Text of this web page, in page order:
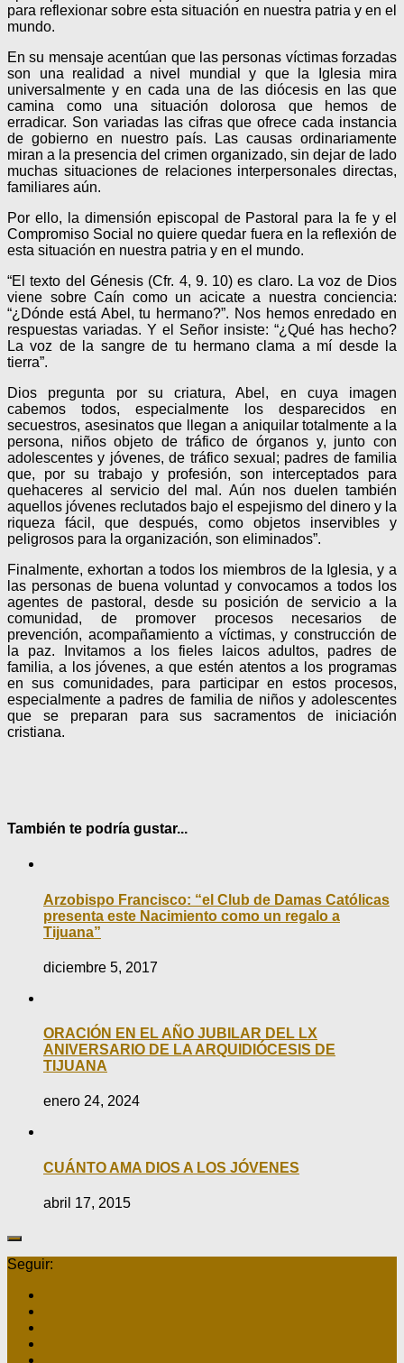
para reflexionar sobre esta situación en nuestra patria y en el
mundo.
En su mensaje acentúan que las personas víctimas forzadas
son una realidad a nivel mundial y que la Iglesia mira
universalmente y en cada una de las diócesis en las que
camina como una situación dolorosa que hemos de
erradicar. Son variadas las cifras que ofrece cada instancia
de gobierno en nuestro país. Las causas ordinariamente
miran a la presencia del crimen organizado, sin dejar de lado
muchas situaciones de relaciones interpersonales directas,
familiares aún.
Por ello, la dimensión episcopal de Pastoral para la fe y el
Compromiso Social no quiere quedar fuera en la reflexión de
esta situación en nuestra patria y en el mundo.
“El texto del Génesis (Cfr. 4, 9. 10) es claro. La voz de Dios
viene sobre Caín como un acicate a nuestra conciencia:
“¿Dónde está Abel, tu hermano?”. Nos hemos enredado en
respuestas variadas. Y el Señor insiste: “¿Qué has hecho?
La voz de la sangre de tu hermano clama a mí desde la
tierra”.
Dios pregunta por su criatura, Abel, en cuya imagen
cabemos todos, especialmente los desparecidos en
secuestros, asesinatos que llegan a aniquilar totalmente a la
persona, niños objeto de tráfico de órganos y, junto con
adolescentes y jóvenes, de tráfico sexual; padres de familia
que, por su trabajo y profesión, son interceptados para
quehaceres al servicio del mal. Aún nos duelen también
aquellos jóvenes reclutados bajo el espejismo del dinero y la
riqueza fácil, que después, como objetos inservibles y
peligrosos para la organización, son eliminados”.
Finalmente, exhortan a todos los miembros de la Iglesia, y a
las personas de buena voluntad y convocamos a todos los
agentes de pastoral, desde su posición de servicio a la
comunidad, de promover procesos necesarios de
prevención, acompañamiento a víctimas, y construcción de
la paz. Invitamos a los fieles laicos adultos, padres de
familia, a los jóvenes, a que estén atentos a los programas
en sus comunidades, para participar en estos procesos,
especialmente a padres de familia de niños y adolescentes
que se preparan para sus sacramentos de iniciación
cristiana.
También te podría gustar...
Arzobispo Francisco: “el Club de Damas Católicas
presenta este Nacimiento como un regalo a
Tijuana”
diciembre 5, 2017
ORACIÓN EN EL AÑO JUBILAR DEL LX
ANIVERSARIO DE LA ARQUIDIÓCESIS DE
TIJUANA
enero 24, 2024
CUÁNTO AMA DIOS A LOS JÓVENES
abril 17, 2015
Seguir: